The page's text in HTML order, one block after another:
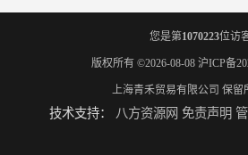
您是第1070223位访
版权所有 ©2026-08-08 沪ICP备
上海青禾贸易有限公司 保留
技术支持： 八方资源网 免责声明